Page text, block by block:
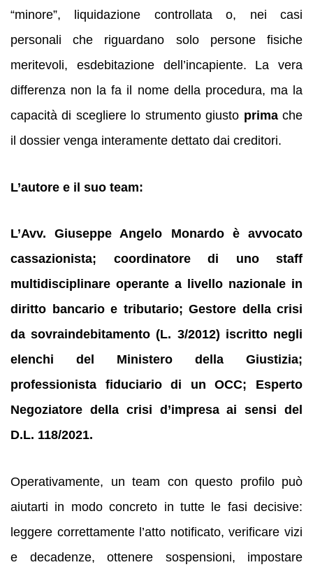
“minore”, liquidazione controllata o, nei casi
personali che riguardano solo persone fisiche
meritevoli, esdebitazione dell’incapiente. La vera
differenza non la fa il nome della procedura, ma la
capacità di scegliere lo strumento giusto primache
il dossier venga interamente dettato dai creditori.
L’autore e il suo team:
L’Avv. Giuseppe Angelo Monardo è avvocato
cassazionista; coordinatore di uno staff
multidisciplinare operante a livello nazionale in
diritto bancario e tributario; Gestore della crisi
da sovraindebitamento (L. 3/2012) iscritto negli
elenchi del Ministero della Giustizia;
professionista fiduciario di un OCC; Esperto
Negoziatore della crisi d’impresa ai sensi del
D.L. 118/2021.
Operativamente, un team con questo profilo può
aiutarti in modo concreto in tutte le fasi decisive:
leggere correttamente l’atto notificato, verificare vizi
e decadenze, ottenere sospensioni, impostare